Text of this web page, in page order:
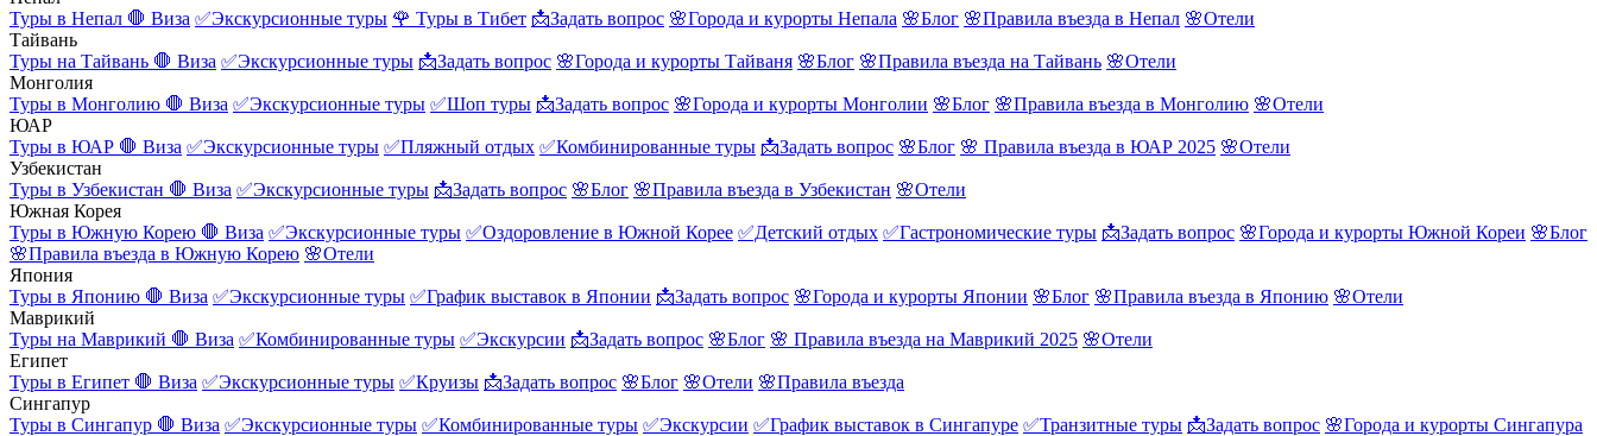
Туры в Непал 🛑 Виза ✅Экскурсионные туры 🌹 Туры в Тибет 📩Задать вопрос 🌸Города и курорты Непала 🌸Блог 🌸Правила въезда в Непал 🌸Отели
Тайвань
Туры на Тайвань 🛑 Виза ✅Экскурсионные туры 📩Задать вопрос 🌸Города и курорты Тайваня 🌸Блог 🌸Правила въезда на Тайвань 🌸Отели
Монголия
Туры в Монголию 🛑 Виза ✅Экскурсионные туры ✅Шоп туры 📩Задать вопрос 🌸Города и курорты Монголии 🌸Блог 🌸Правила въезда в Монголию 🌸Отели
ЮАР
Туры в ЮАР 🛑 Виза ✅Экскурсионные туры ✅Пляжный отдых ✅Комбинированные туры 📩Задать вопрос 🌸Блог 🌸 Правила въезда в ЮАР 2025 🌸Отели
Узбекистан
Туры в Узбекистан 🛑 Виза ✅Экскурсионные туры 📩Задать вопрос 🌸Блог 🌸Правила въезда в Узбекистан 🌸Отели
Южная Корея
Туры в Южную Корею 🛑 Виза ✅Экскурсионные туры ✅Оздоровление в Южной Корее ✅Детский отдых ✅Гастрономические туры 📩Задать вопрос 🌸Города и курорты Южной Кореи 🌸Блог
🌸Правила въезда в Южную Корею 🌸Отели
Япония
Туры в Японию 🛑 Виза ✅Экскурсионные туры ✅График выставок в Японии 📩Задать вопрос 🌸Города и курорты Японии 🌸Блог 🌸Правила въезда в Японию 🌸Отели
Маврикий
Туры на Маврикий 🛑 Виза ✅Комбинированные туры ✅Экскурсии 📩Задать вопрос 🌸Блог 🌸 Правила въезда на Маврикий 2025 🌸Отели
Египет
Туры в Египет 🛑 Виза ✅Экскурсионные туры ✅Круизы 📩Задать вопрос 🌸Блог 🌸Отели 🌸Правила въезда
Сингапур
Туры в Сингапур 🛑 Виза ✅Экскурсионные туры ✅Комбинированные туры ✅Экскурсии ✅График выставок в Сингапуре ✅Транзитные туры 📩Задать вопрос 🌸Города и курорты Сингапура